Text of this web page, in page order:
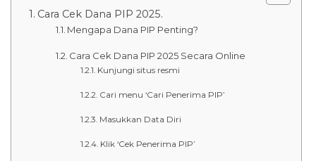
Cara Cek Dana PIP 2025.
Mengapa Dana PIP Penting?
Cara Cek Dana PIP 2025 Secara Online
Kunjungi situs resmi
Cari menu ‘Cari Penerima PIP’
Masukkan Data Diri
Klik ‘Cek Penerima PIP’